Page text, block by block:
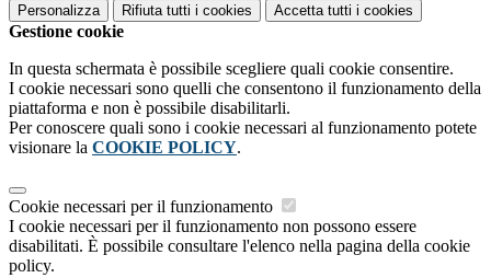
Personalizza Rifiuta tutti i cookies Accetta tutti i cookies
Gestione cookie
In questa schermata è possibile scegliere quali cookie consentire.
I cookie necessari sono quelli che consentono il funzionamento della
piattaforma e non è possibile disabilitarli.
Per conoscere quali sono i cookie necessari al funzionamento potete
visionare la COOKIE POLICY.
Cookie necessari per il funzionamento
I cookie necessari per il funzionamento non possono essere
disabilitati. È possibile consultare l'elenco nella pagina della cookie
policy.